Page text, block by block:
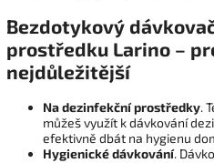
Bezdotykový
prostředku Larino –
nejdůležitější
Na dezinfekční prostředky.
můžeš využít k dávkování
efektivně dbát na hygienu
Hygienické dávkování.